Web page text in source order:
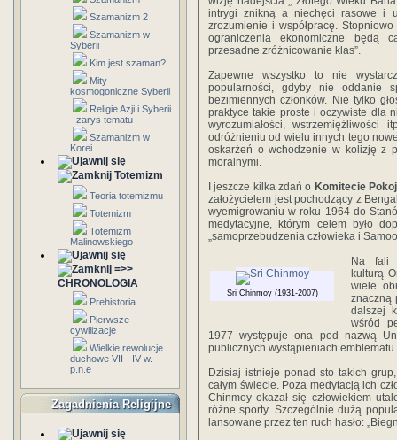
Szamanizm 2
Szamanizm w
Syberii
Kim jest szaman?
Mity
kosmogoniczne Syberii
Religie Azji i Syberii
- zarys tematu
Szamanizm w
Korei
Totemizm
Teoria totemizmu
Totemizm
Totemizm
Malinowskiego
=>>
CHRONOLOGIA
Prehistoria
Pierwsze
cywilizacje
Wielkie rewolucje
duchowe VII - IV w.
p.n.e
Zagadnienia Religijne
intrygi znikną a niechęci rasowe i
zrozumienie i współpracę.
ograniczenia ekonomiczne będą
przesadne zróżnicowanie klas”.
Zapewne wszystko to nie
popularności, gdyby nie oddanie
bezimiennych członków. Nie tylko
praktyce takie proste i oczywiste dla
wyrozumiałości,
odróżnieniu od wielu innych tego
oskarżeń o wchodzenie w kolizję z
moralnymi.
I jeszcze kilka zdań o Komitecie
założycielem jest pochodzący z
wyemigrowaniu w roku 1964 do
medytacyjne, którym celem było
„samoprzebudzenia człowieka i
Sri Chinmoy (1931-2007)
Na fali
kulturą
wiele
znaczną
dalszej
wśród
1977 występuje ona pod nazwą
publicznych wystąpieniach
Dzisiaj istnieje ponad sto takich
całym świecie. Poza medytacją ich
Chinmoy okazał się człowiekiem
różne sporty. Szczególnie dużą
lansowane przez ten ruch hasło: